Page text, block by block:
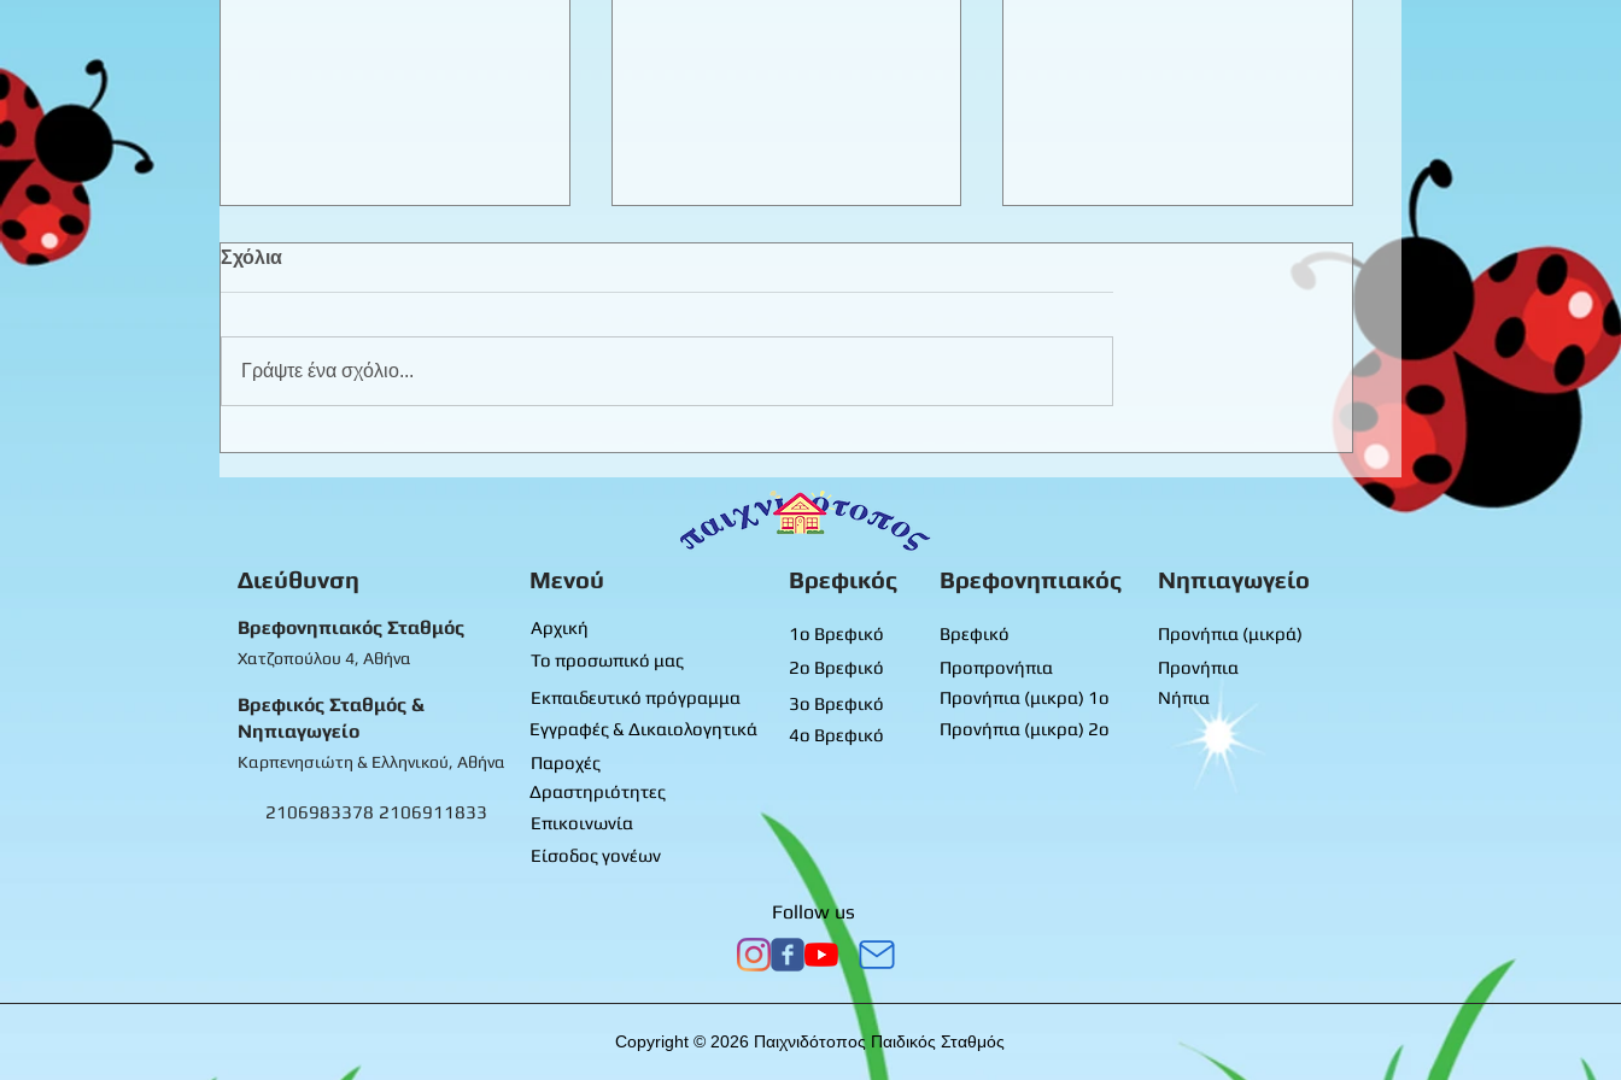
Σχόλια
Γράψτε ένα σχόλιο...
Διεύθυνση
Βρεφονηπιακός Σταθμός
Χατζοπούλου 4, Αθήνα
Βρεφικός Σταθμός &
Νηπιαγωγείο
Καρπενησιώτη & Ελληνικού, Αθήνα
2106983378 2106911833
Μενού Βρεφικός Βρεφονηπιακός Νηπιαγωγείο
Αρχική
Το προσωπικό μας
Εκπαιδευτικό πρόγραμμα
Εγγραφές & Δικαιολογητικά
1ο Βρεφικό
2ο Βρεφικό
3ο Βρεφικό
4ο Βρεφικό
Βρεφικό
Προπρονήπια
Προνήπια (μικρα) 1ο
Προνήπια (μικρα) 2ο
Προνήπια (μικρά)
Προνήπια
Νήπια
Παροχές
Δραστηριότητες
Επικοινωνία
Είσοδος γονέων
Follow us
Copyright © 2026 Παιχνιδότοπος Παιδικός Σταθμός